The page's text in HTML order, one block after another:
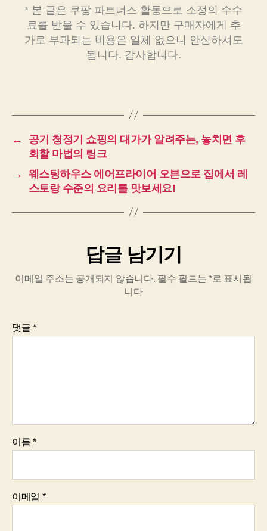
* 본 글은 쿠팡 파트너스 활동으로 소정의 수수
료를 받을 수 있습니다. 하지만 구매자에게 추
가로 부과되는 비용은 일체 없으니 안심하셔도
됩니다. 감사합니다.
←
공기 청정기 쇼핑의 대가가 알려주는, 놓치면 후
회할 마법의 링크
→
웨스팅하우스 에어프라이어 오븐으로 집에서 레
스토랑 수준의 요리를 맛보세요!
답글 남기기
이메일 주소는 공개되지 않습니다. 필수 필드는*로 표시됩
니다
댓글*
이름*
이메일 *